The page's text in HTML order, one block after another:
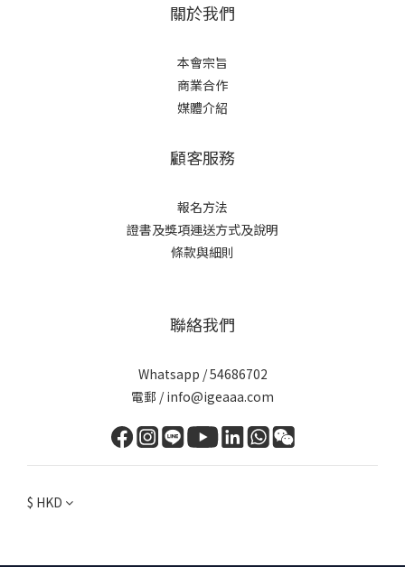
關於我們
本會宗旨
商業合作
媒體介紹
顧客服務
報名方法
證書及獎項運送方式及說明
條款與細則
聯絡我們
Whatsapp / 54686702
電郵 / info@igeaaa.com
$ HKD